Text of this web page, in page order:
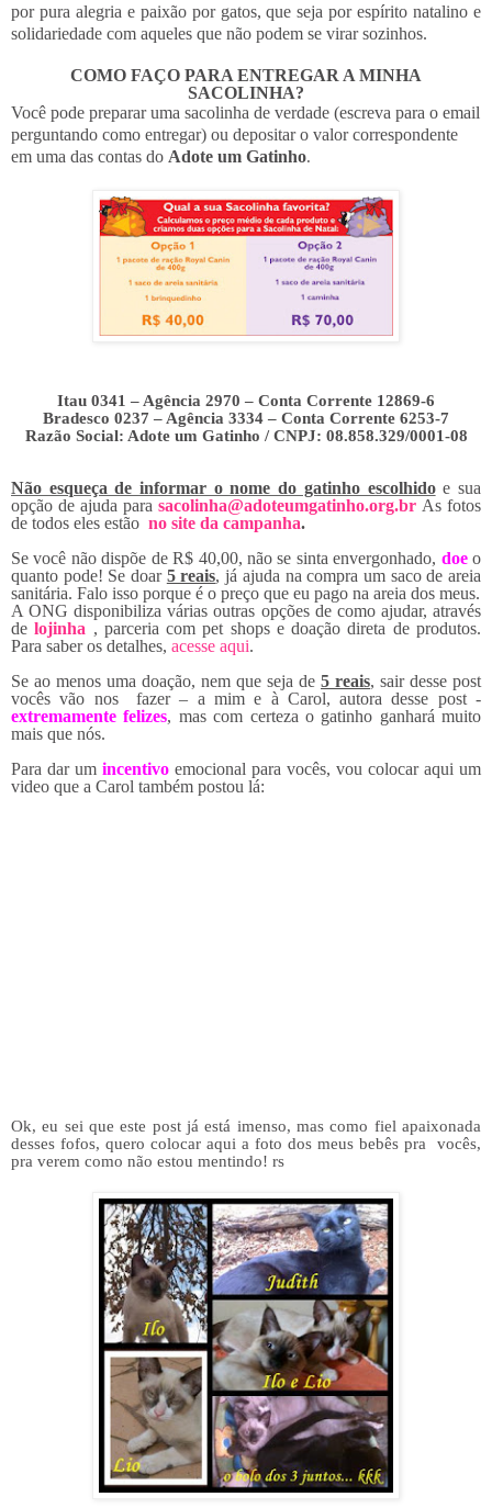
por pura alegria e paixão por gatos, que seja por espírito natalino e
solidariedade com aqueles que não podem se virar sozinhos.
COMO FAÇO PARA ENTREGAR A MINHA
SACOLINHA?
Você pode preparar uma sacolinha de verdade (escreva para o email
perguntando como entregar) ou depositar o valor correspondente
em uma das contas do Adote um Gatinho.
Itau 0341 – Agência 2970 – Conta Corrente 12869-6
Bradesco 0237 – Agência 3334 – Conta Corrente 6253-7
Razão Social: Adote um Gatinho / CNPJ: 08.858.329/0001-08
Não esqueça de informar o nome do gatinho escolhido e sua
opção de ajuda para sacolinha@adoteumgatinho.org.br As fotos
de todos eles estão no site da campanha.
Se você não dispõe de R$ 40,00, não se sinta envergonhado, doe o
quanto pode! Se doar 5 reais, já ajuda na compra um saco de areia
sanitária. Falo isso porque é o preço que eu pago na areia dos meus.
A ONG disponibiliza várias outras opções de como ajudar, através
de lojinha , parceria com pet shops e doação direta de produtos.
Para saber os detalhes, acesse aqui.
Se ao menos uma doação, nem que seja de 5 reais, sair desse post
vocês vão nos fazer – a mim e à Carol, autora desse post -
extremamente felizes, mas com certeza o gatinho ganhará muito
mais que nós.
Para dar um incentivo emocional para vocês, vou colocar aqui um
video que a Carol também postou lá:
Ok, eu sei que este post já está imenso, mas como fiel apaixonada
desses fofos, quero colocar aqui a foto dos meus bebês pra vocês,
pra verem como não estou mentindo! rs